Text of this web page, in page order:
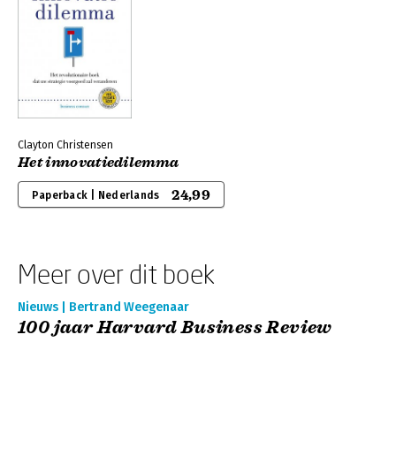
Clayton Christensen
Het innovatiedilemma
Paperback | Nederlands 24,99
Meer over dit boek
Nieuws | Bertrand Weegenaar
100 jaar Harvard Business Review